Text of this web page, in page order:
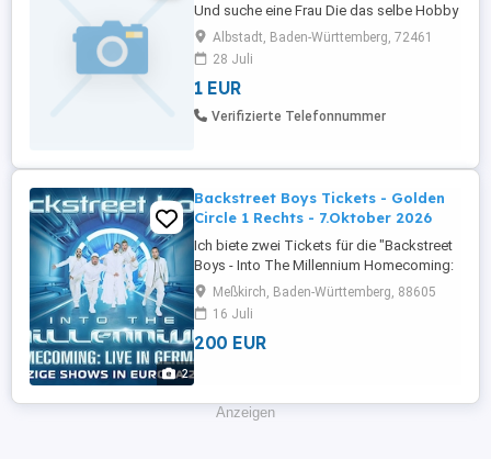
Und suche eine Frau Die das selbe Hobby
teiltAlbstadt, Baden-Württemberg, 72461
28 Juli
1 EUR
Verifizierte Telefonnummer
2
Backstreet Boys Tickets - Golden
Circle 1 Rechts - 7.Oktober 2026
Ich biete zwei Tickets für die "Backstreet
Boys - Into The Millennium Homecoming:
Live in Germany" Tour 2026 an. Es handelt
sich um Golden Circle 1 rechts Tickets,
die dir ein unvergessliches Erlebnis ganz
nah an der Bühne ermöglichen. * Zwei
Meßkirch, Baden-Württemberg, 88605
16 Juli
200 EUR
Anzeigen